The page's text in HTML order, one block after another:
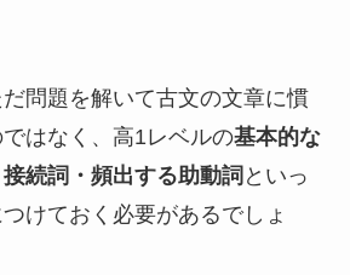
問題を解いて古文の文章に慣
はなく、高1レベルの基本的な
続詞・頻出する助動詞 といっ
けておく必要があるでしょ